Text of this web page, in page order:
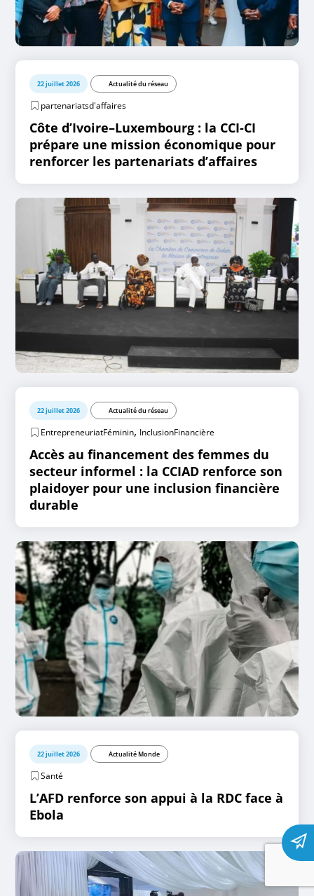
22 juillet 2026 Actualité du réseau
partenariatsd'affaires
Côte d’Ivoire–Luxembourg : la CCI-CI
prépare une mission économique pour
renforcer les partenariats d’affaires
22 juillet 2026 Actualité du réseau
EntrepreneuriatFéminin, InclusionFinancière
Accès au financement des femmes du
secteur informel : la CCIAD renforce son
plaidoyer pour une inclusion financière
durable
22 juillet 2026 Actualité Monde
Santé
L’AFD renforce son appui à la RDC face à
Ebola